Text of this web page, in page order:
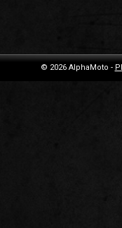
© 2026 AlphaMoto -